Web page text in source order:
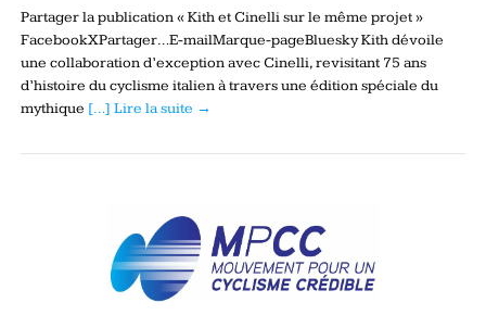
Partager la publication « Kith et Cinelli sur le même projet »
FacebookXPartager…E-mailMarque-pageBluesky Kith dévoile
une collaboration d’exception avec Cinelli, revisitant 75 ans
d’histoire du cyclisme italien à travers une édition spéciale du
mythique […] Lire la suite →